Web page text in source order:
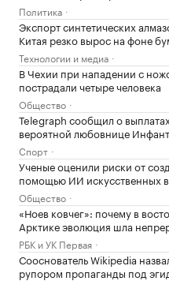
Политика
Экспорт синтетических
Китая резко вырос на фоне
Технологии и медиа
В Чехии при нападении с
пострадали четыре человека
Общество
Telegraph сообщил о
вероятной любовнице
Спорт
Ученые оценили риски от
помощью ИИ искусственных
Общество
«Ноев ковчег»: почему в
Арктике эволюция шла
РБК и УК Первая
Сооснователь Wikipedia
рупором пропаганды под